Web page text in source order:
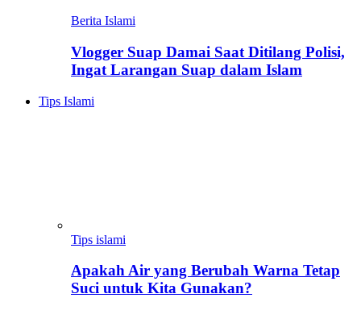
Berita Islami
Vlogger Suap Damai Saat Ditilang Polisi,
Ingat Larangan Suap dalam Islam
Tips Islami
Tips islami
Apakah Air yang Berubah Warna Tetap
Suci untuk Kita Gunakan?